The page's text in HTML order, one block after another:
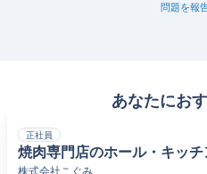
問題を報
あなたにお
正社員
焼肉専門店のホール・キッチ
株式会社こぐみ